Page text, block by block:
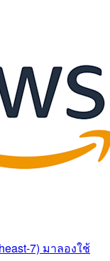
7) มาลองใช้